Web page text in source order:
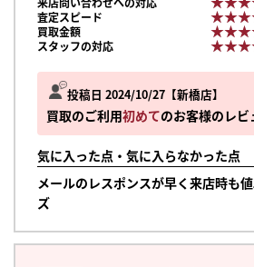
投稿日 2024/10/27 新橋店
買取のご利用初めてのお客様のレビ
気に入った点・気に入らなかった点
メールのレスポンスが早く来店時も
ズ
査定スピード
買取金額
スタッフの対応